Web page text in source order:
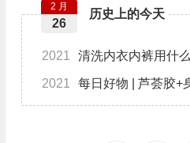
历史上的今天
2 月
26
2021 清洗内衣内裤用什
2021 每日好物 | 芦荟胶+